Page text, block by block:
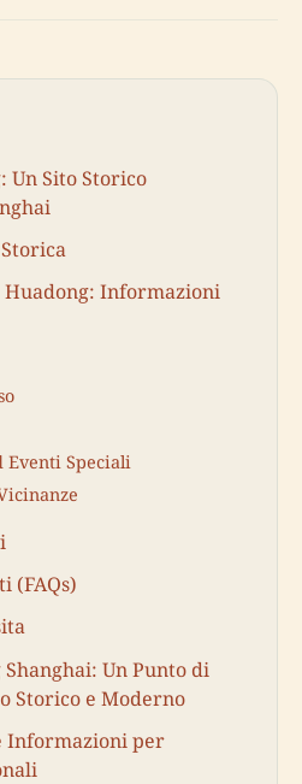
Un Sito Storico
Informazioni
Eventi Speciali
(FAQs)
Un Punto di
Storico e Moderno
Informazioni per